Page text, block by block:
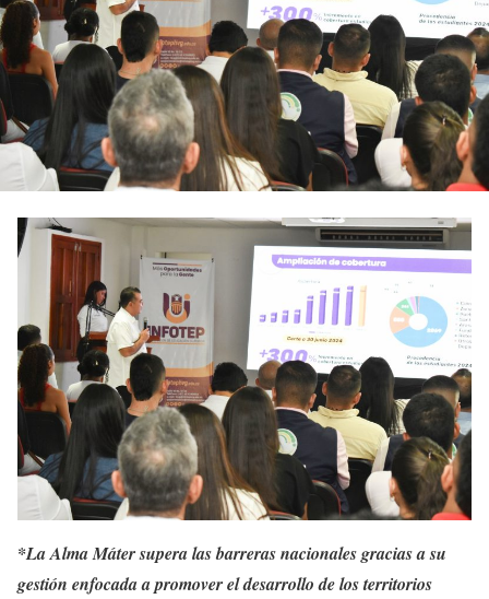
*La Alma Máter supera las barreras nacionales gracias a su
gestión enfocada a promover el desarrollo de los territorios